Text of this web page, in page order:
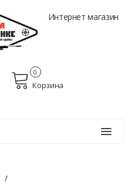
Интернет магазин
Корзина
0